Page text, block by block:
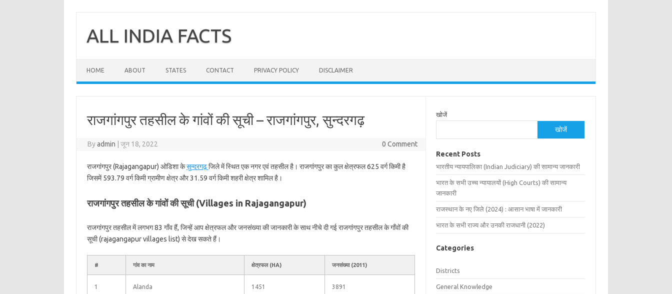
contentALL INDIA FACTS
HOME ABOUT STATES CONTACT PRIVACY POLICY DISCLAIMER
राजगांगपुर तहसील के गांवों की सूची – राजगांगपुर, सुन्दरगढ़
Byadmin जून 18, 2022 0 Comment
राजगांगपुर (Rajagangapur) ओडिशा केसुन्दरगढ़जिले में स्थित एक नगर एवं तहसील है। राजगांगपुर का कुल क्षेत्रफल 625 वर्ग किमी है
जिसमें 593.79 वर्ग किमी ग्रामीण क्षेत्र और 31.59 वर्ग किमी शहरी क्षेत्र शामिल है।
राजगांगपुर तहसील के गांवों की सूची (Villages in Rajagangapur)
राजगांगपुर तहसील में लगभग 83 गाँव हैं, जिन्हें आप क्षेत्रफल और जनसंख्या की जानकारी के साथ नीचे दी गई राजगांगपुर तहसील के गाँवों की
सूची (rajagangapur villages list) से देख सकते हैं।
# गांव का नाम क्षेत्रफल (HA) जनसंख्या (2011)
1 Alanda 1451 3891
खोजें
खोजें
Recent Posts
भारतीय न्यायपालिका (Indian Judiciary) की सामान्य जानकारी
भारत के सभी उच्च न्यायालयों (High Courts) की सामान्य
जानकारी
राजस्थान के नए जिले (2024) : आसान भाषा में जानकारी
भारत के सभी राज्य और उनकी राजधानी (2022)
Categories
Districts
General Knowledge